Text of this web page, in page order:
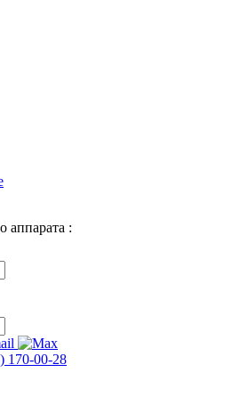
аппарата :
170-00-28